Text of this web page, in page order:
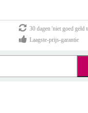
30 dagen 'niet goed geld
Laagste-prijs-garantie